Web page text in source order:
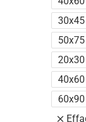
20x30
40x60